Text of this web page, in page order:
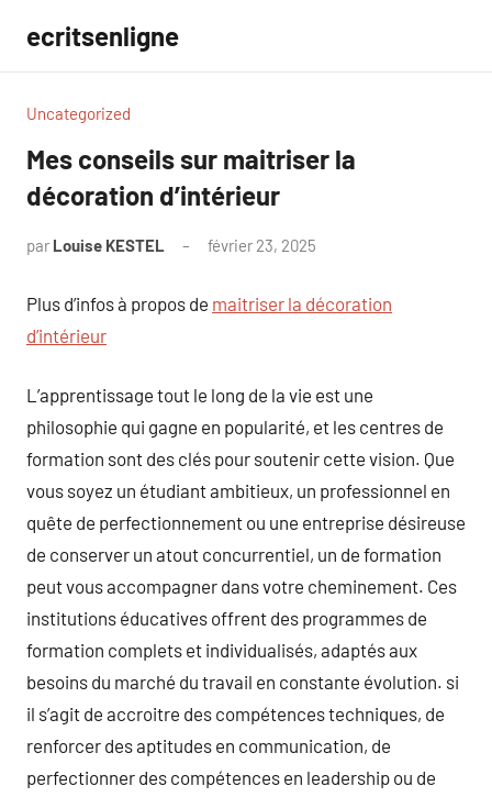
contenu
ecritsenligne
Uncategorized
Mes conseils sur maitriser la
décoration d’intérieur
par Louise KESTEL février 23, 2025
Plus d’infos à propos de maitriser la décoration
d’intérieur
L’apprentissage tout le long de la vie est une
philosophie qui gagne en popularité, et les centres de
formation sont des clés pour soutenir cette vision. Que
vous soyez un étudiant ambitieux, un professionnel en
quête de perfectionnement ou une entreprise désireuse
de conserver un atout concurrentiel, un de formation
peut vous accompagner dans votre cheminement. Ces
institutions éducatives offrent des programmes de
formation complets et individualisés, adaptés aux
besoins du marché du travail en constante évolution. si
il s’agit de accroitre des compétences techniques, de
renforcer des aptitudes en communication, de
perfectionner des compétences en leadership ou de